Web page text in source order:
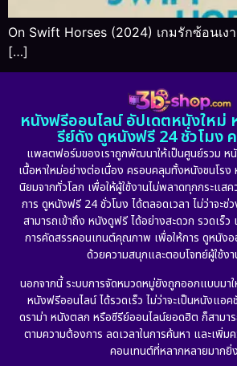
On Swift Horses (2024) เกมรักซ้อนเง
[…]
หนังฟรีออนไลน์ อัปเดตหนังใหม่
รีย์ดัง ดูหนังฟรี 24 ชั่วโมง
แพลตฟอร์มของเราถูกพัฒนาให้เป็นศูนย์รวม ห
เนื้อหาใหม่อย่างต่อเนื่อง ครอบคลุมทั้งหนังชนโร
นิยมจากทั่วโลก เพื่อให้ผู้ใช้งานไม่พลาดทุกกระแส
การ ดูหนังฟรี 24 ชั่วโมง ได้ตลอดเวลา ไม่ว่าจะช่
สามารถเข้าถึง หนังดูฟรี ได้อย่างสะดวก รวดเร็
การคัดสรรคอนเทนต์คุณภาพ เพื่อให้การ ดูหนังอ
ด้วยความสนุกและตอบโจทย์ผู้ใช้ง
นอกจากนี้ ระบบการจัดหมวดหมู่ยังถูกออกแบบมาใ
หนังฟรีออนไลน์ ได้รวดเร็ว ไม่ว่าจะเป็นหนังแอ
ดราม่า หนังตลก หรือซีรีย์ออนไลน์ยอดฮิต ก็สามา
ตามความต้องการ ลดเวลาในการค้นหา และเพิ่มค
คอนเทนต์ที่หลากหลายมากยิ่